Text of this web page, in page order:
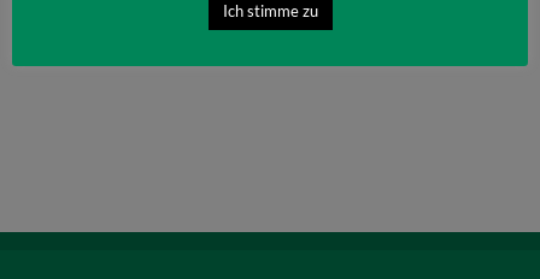
Ich stimme zu